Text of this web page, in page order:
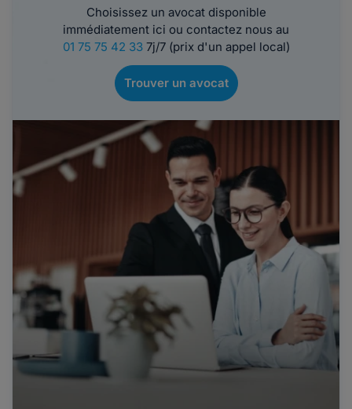
Choisissez un avocat disponible
immédiatement ici ou contactez nous au
01 75 75 42 337j/7 (prix d'un appel local)
Trouver un avocat